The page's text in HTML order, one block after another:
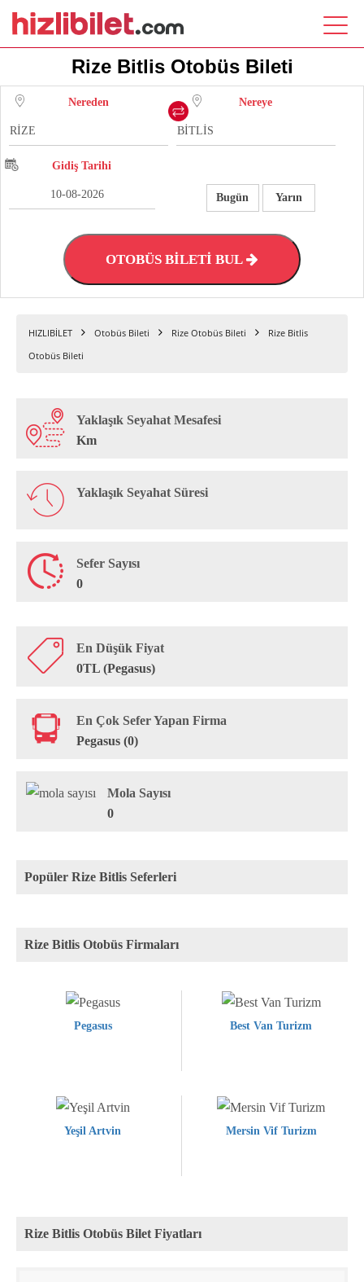
Rize Bitlis Otobüs Bileti
Nereden Nereye
Gidiş Tarihi
Bugün Yarın
OTOBÜS BİLETİ BUL
HIZLIBİLET Otobüs Bileti Rize Otobüs Bileti
Rize Bitlis
Otobüs Bileti
Yaklaşık Seyahat Mesafesi
Km
Yaklaşık Seyahat Süresi
Sefer Sayısı
0
En Düşük Fiyat
0TL (Pegasus)
En Çok Sefer Yapan Firma
Pegasus (0)
Mola Sayısı
0
Popüler Rize Bitlis Seferleri
Rize Bitlis Otobüs Firmaları
Pegasus Best Van Turizm
Yeşil Artvin Mersin Vif Turizm
Rize Bitlis Otobüs Bilet Fiyatları